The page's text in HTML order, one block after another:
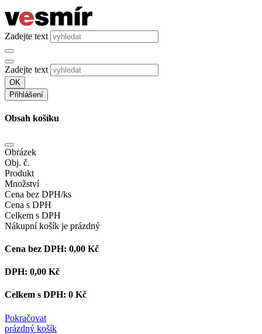
Zadejte text
Zadejte text
OK
Přihlášení
Obsah košíku
Obrázek
Obj. č.
Produkt
Množství
Cena bez DPH/ks
Cena s DPH
Celkem s DPH
Nákupní košík je prázdný
Cena bez DPH: 0,00 Kč
DPH: 0,00 Kč
Celkem s DPH: 0 Kč
Pokračovat
prázdný košík